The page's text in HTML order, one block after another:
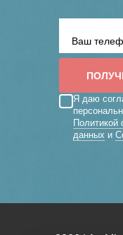
Я даю
Политикой
данных и